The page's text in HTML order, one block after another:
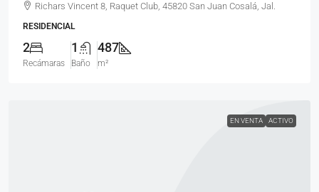
Richars Vincent 8, Raquet Club, 45820 San Juan Cosalá, Jal.
RESIDENCIAL
2
Recámaras
1
Baño
487
m²
EN VENTA ACTIVO